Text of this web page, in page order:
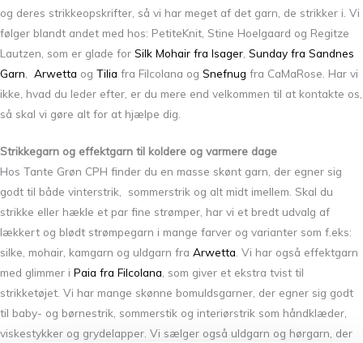
og deres strikkeopskrifter, så vi har meget af det garn, de strikker i. Vi
følger blandt andet med hos: PetiteKnit, Stine Hoelgaard og Regitze
Lautzen, som er glade for Silk Mohair fra Isager Sunday fra Sandnes
Garn
Arwetta og Tilia fra Filcolana og Snefnug fra CaMaRose. Har vi
ikke, hvad du leder efter, er du mere end velkommen til at kontakte os,
så skal vi gøre alt for at hjælpe dig.
Strikkegarn og effektgarn til koldere og varmere dage
Hos Tante Grøn CPH finder du en masse skønt garn, der egner sig
godt til både vinterstrik, sommerstrik og alt midt imellem. Skal du
strikke eller hækle et par fine strømper, har vi et bredt udvalg af
lækkert og blødt strømpegarn i mange farver og varianter som f.eks:
silke, mohair, kamgarn og uldgarn fra Arwetta . Vi har også effektgarn
med glimmer i Paia fra Filcolana , som giver et ekstra tvist til
strikketøjet. Vi har mange skønne bomuldsgarner, der egner sig godt
til baby- og børnestrik, sommerstik og interiørstrik som håndklæder,
viskestykker og grydelapper. Vi sælger også uldgarn og hørgarn, der